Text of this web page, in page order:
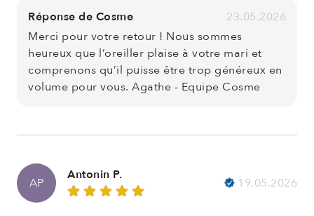
Réponse de Cosme
23.05.2026
Merci pour votre retour ! Nous sommes
heureux que l’oreiller plaise à votre mari et
comprenons qu’il puisse être trop généreux en
volume pour vous. Agathe - Equipe Cosme
AP
Antonin P.
19.05.2026